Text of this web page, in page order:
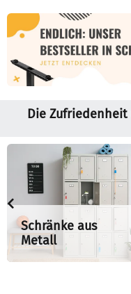
Die
Schränke aus
Metall